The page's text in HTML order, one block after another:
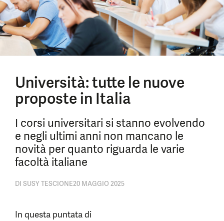
Università: tutte le nuove
proposte in Italia
I corsi universitari si stanno evolvendo
e negli ultimi anni non mancano le
novità per quanto riguarda le varie
facoltà italiane
DI SUSY TESCIONE20 MAGGIO 2025
In questa puntata di